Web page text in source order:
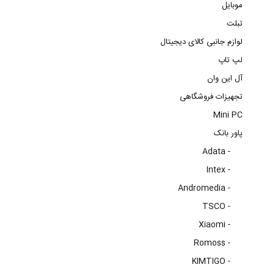
موبایل
تبلت
لوازم جانبی کالای دیجیتال
لپ تاپ
آل این وان
تجهیزات فروشگاهی
Mini PC
پاور بانک
Adata -
Intex -
Andromedia -
TSCO -
Xiaomi -
Romoss -
KIMTIGO -